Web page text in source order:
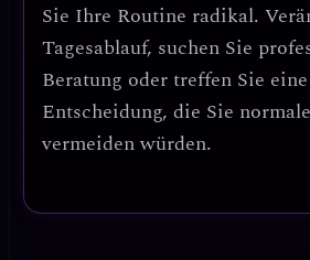
Sie Ihre Routine radikal.
Tagesablauf, suchen Sie
Beratung oder treffen Sie
Entscheidung, die Sie
vermeiden würden.